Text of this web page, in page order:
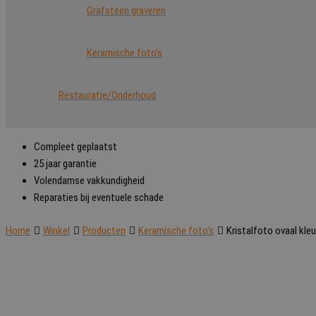
Grafsteen graveren
Keramische foto’s
Restauratie/Onderhoud
Compleet geplaatst
25 jaar garantie
Volendamse vakkundigheid
Reparaties bij eventuele schade
Home Winkel Producten Keramische foto's Kristalfoto ovaal